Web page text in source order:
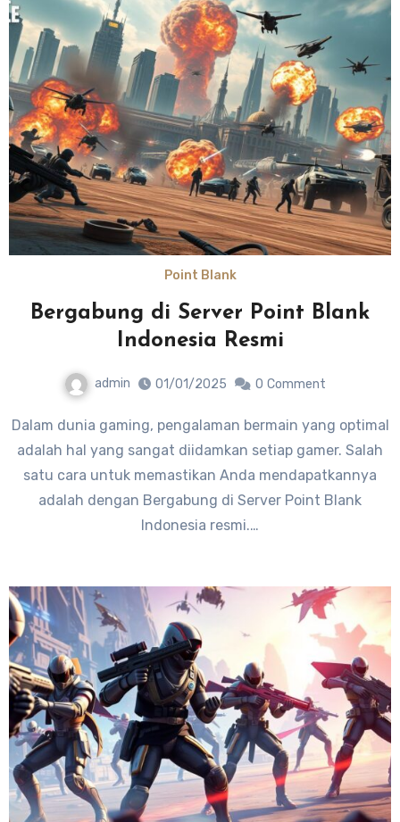
Point Blank
Bergabung di Server Point Blank
Indonesia Resmi
admin 01/01/2025 0 Comment
Dalam dunia gaming, pengalaman bermain yang optimal
adalah hal yang sangat diidamkan setiap gamer. Salah
satu cara untuk memastikan Anda mendapatkannya
adalah dengan Bergabung di Server Point Blank
Indonesia resmi.…